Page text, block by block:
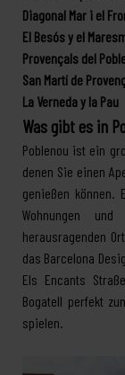
Diagonal Mar i el
El Besós y el
Provençals del
San Martí de
La Verneda y la Pau
Was gibt es in
Poblenou ist ein
denen Sie einen
genießen können.
Wohnungen
herausragenden
das Barcelona
Els Encants
Bogatell perfekt
spielen.